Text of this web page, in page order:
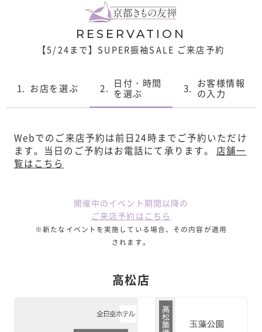
RESERVATION
【5/24まで】SUPER振袖SALE ご来店予約
1. お店を選ぶ 2. 日付・時間
を選ぶ 3. お客様情報
の入力
Webでのご来店予約は前日24時までご予約いただけ
ます。 当日のご予約はお電話にて承ります。 店舗一
覧はこちら
開催中のイベント期間以降の
ご来店予約はこちら
※新たなイベントを実施している場合、その内容が適用
されます。
高松店